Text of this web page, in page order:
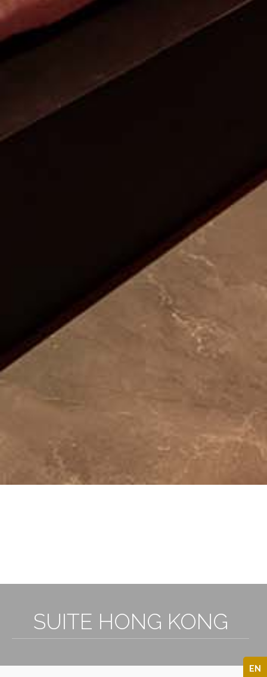
EN
SUITE HONG KONG
3